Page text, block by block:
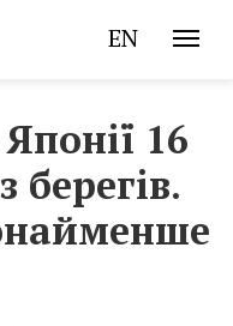
EN
16